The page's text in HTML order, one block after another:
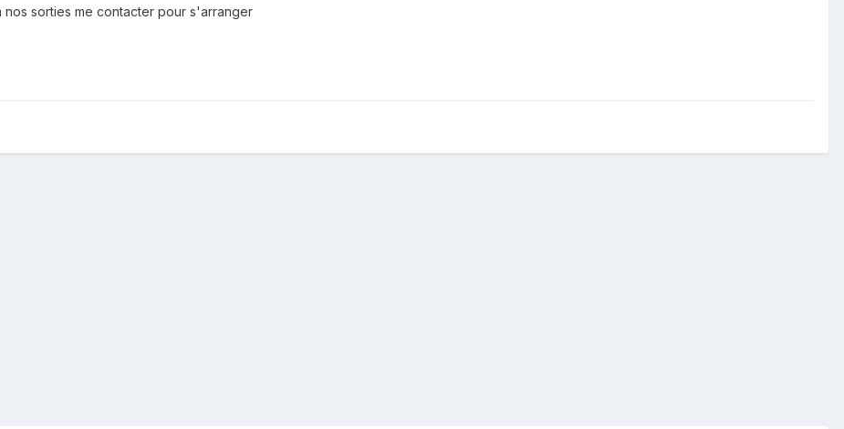
nos sorties me contacter pour s'arranger